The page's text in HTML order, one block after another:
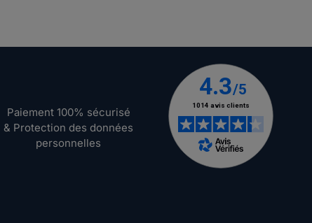
Paiement 100% sécurisé
& Protection des données
personnelles